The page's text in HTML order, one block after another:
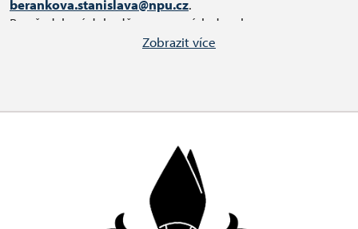
berankova.stanislava@npu.cz.
Po předchozí dohodě v pracovních dnech
Zobrazit více